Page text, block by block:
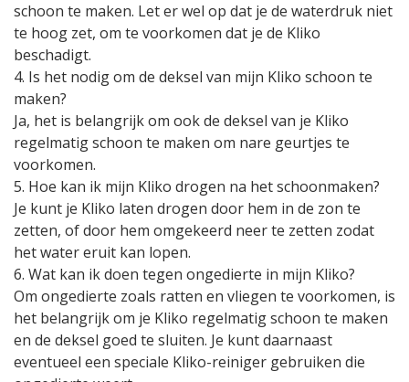
schoon te maken. Let er wel op dat je de waterdruk niet
te hoog zet, om te voorkomen dat je de Kliko
beschadigt.
4. Is het nodig om de deksel van mijn Kliko schoon te
maken?
Ja, het is belangrijk om ook de deksel van je Kliko
regelmatig schoon te maken om nare geurtjes te
voorkomen.
5. Hoe kan ik mijn Kliko drogen na het schoonmaken?
Je kunt je Kliko laten drogen door hem in de zon te
zetten, of door hem omgekeerd neer te zetten zodat
het water eruit kan lopen.
6. Wat kan ik doen tegen ongedierte in mijn Kliko?
Om ongedierte zoals ratten en vliegen te voorkomen, is
het belangrijk om je Kliko regelmatig schoon te maken
en de deksel goed te sluiten. Je kunt daarnaast
eventueel een speciale Kliko-reiniger gebruiken die